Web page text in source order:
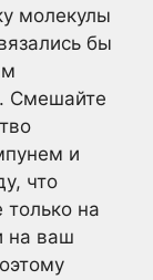
молекулы
бы
Смешайте
и
что
только на
на ваш